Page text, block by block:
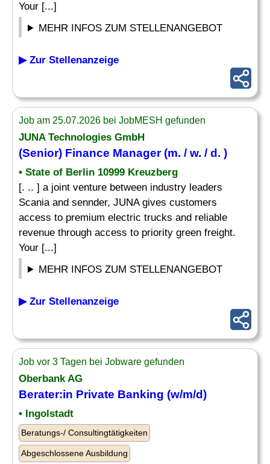
Your [...]
MEHR INFOS ZUM STELLENANGEBOT
▶ Zur Stellenanzeige
Job am 25.07.2026 bei JobMESH gefunden
JUNA Technologies GmbH
(Senior) Finance Manager(m. / w. / d. )
• State of Berlin 10999 Kreuzberg
[. .. ] a joint venture between industry leaders
Scania and sennder, JUNA gives customers
access to premium electric trucks and reliable
revenue through access to priority green freight.
Your [...]
MEHR INFOS ZUM STELLENANGEBOT
▶ Zur Stellenanzeige
Job vor 3 Tagen bei Jobware gefunden
Oberbank AG
Berater:in Private Banking (w/m/d)
• Ingolstadt
Beratungs-/ Consultingtätigkeiten
Abgeschlossene Ausbildung